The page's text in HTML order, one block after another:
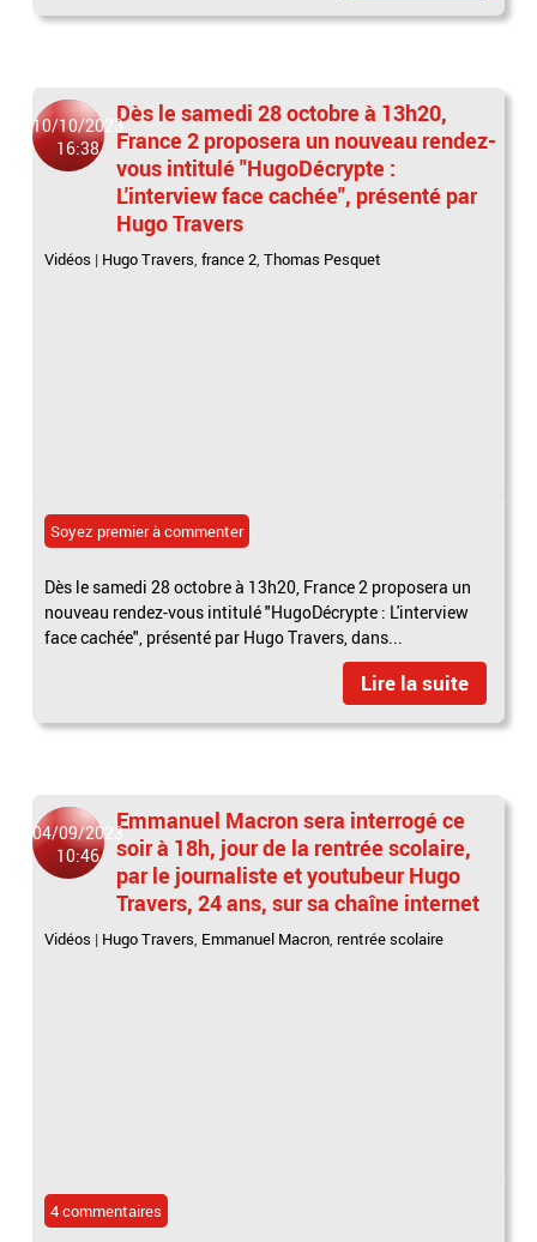
10/10/2023
16:38
Dès le samedi 28 octobre à 13h20,
France 2 proposera un nouveau rendez-
vous intitulé "HugoDécrypte :
L'interview face cachée", présenté par
Hugo Travers
Vidéos | Hugo Travers,france 2,Thomas Pesquet
Soyez premier à commenter
Dès le samedi 28 octobre à 13h20, France 2 proposera un
nouveau rendez-vous intitulé "HugoDécrypte : L'interview
face cachée", présenté par Hugo Travers, dans...
Lire la suite
04/09/2023
10:46
Emmanuel Macron sera interrogé ce
soir à 18h, jour de la rentrée scolaire,
par le journaliste et youtubeur Hugo
Travers, 24 ans, sur sa chaîne internet
Vidéos | Hugo Travers, Emmanuel Macron, rentrée scolaire
4 commentaires